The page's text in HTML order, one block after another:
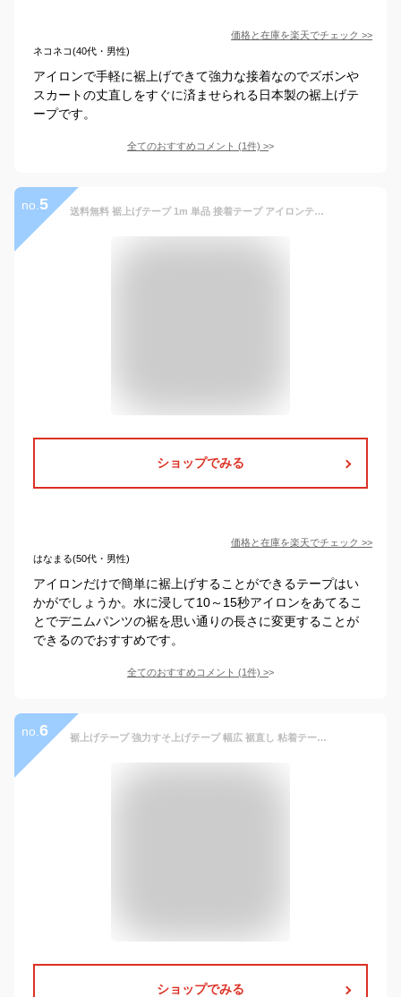
価格と在庫を楽天でチェック >>
ネコネコ(40代・男性)
アイロンで手軽に裾上げできて強力な接着なのでズボンや
スカートの丈直しをすぐに済ませられる日本製の裾上げテ
ープです。
全てのおすすめコメント (1件) >
no. 5 送料無料 裾上げテープ 1m 単品 接着テープ アイロンテープ 裾上げ アイロン接着 熱接着 ズボン パンツ デニム ジーンズ ボトムス 簡単 便利アイテム 裁縫テープ ミシン不要
ショップでみる
価格と在庫を楽天でチェック >>
はなまる(50代・男性)
アイロンだけで簡単に裾上げすることができるテープはい
かがでしょうか。水に浸して10～15秒アイロンをあてるこ
とでデニムパンツの裾を思い通りの長さに変更することが
できるのでおすすめです。
全てのおすすめコメント (1件) >
no. 6 裾上げテープ 強力すそ上げテープ 幅広 裾直し 粘着テープ 剥がれにくい アイロン 布 接着剤 簡単 接着 洗濯可能 学生服 作業着 ボトム ズボン デニム スーツ すそあげテープ 強力 裾上げ 裾直しテープ すそあげ ズボンすそあげテープ 裾あげテープ 超強力テープ
ショップでみる